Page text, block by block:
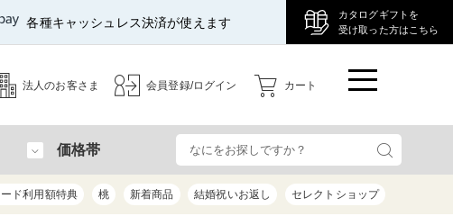
各種キャッシュレス決済が使えます
カタログギフトを
受け取った方はこちら
法人のお客さま 会員登録/ログイン カート
価格帯
ド利用額特典 桃 新着商品 結婚祝いお返し セレクトショップ